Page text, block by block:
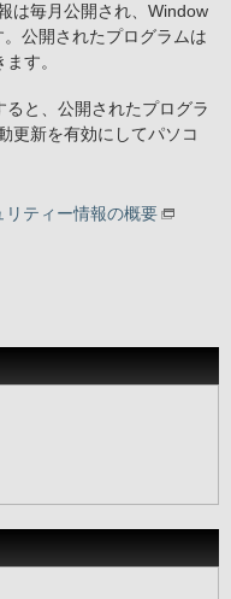
は毎月公開され、Window
公開されたプログラムは
す。
と、公開されたプログラ
更新を有効にしてパソコ
ティー情報の概要